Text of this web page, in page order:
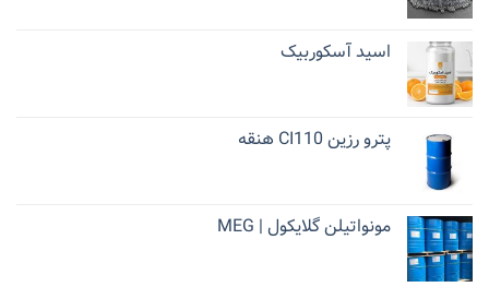
اسید آسکوربیک
پترو رزین CI110 هنقه
مونواتیلن گلایکول | MEG